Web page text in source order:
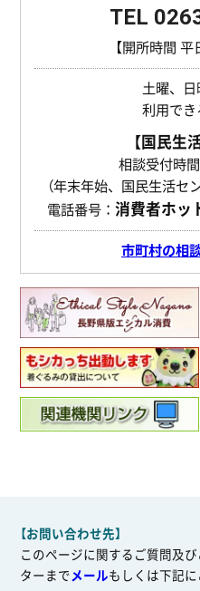
TEL
【開所時間 平
土曜、
利用でき
【国民生
相談受付時
（年末年始、国民生活セ
電話番号： 消費者ホッ
市町村の相
【お問い合わせ先】
このページに関するご質問及
ターまでメールもしくは下記に